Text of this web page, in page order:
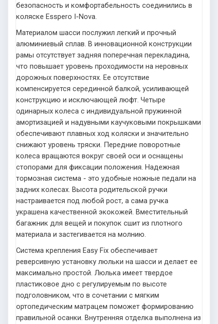
безопасность и комфортабельность соединились в
коляске Esspero I-Nova.
Материалом шасси послужил легкий и прочный
алюминиевый сплав. В инновационной конструкции
рамы отсутствует задняя поперечная перекладина,
что повышает уровень проходимости на неровных
дорожных поверхностях. Ее отсутствие
компенсируется серединной балкой, усиливающей
конструкцию и исключающей люфт. Четыре
одинарных колеса с индивидуальной пружинной
амортизацией и надувными каучуковыми покрышками
обеспечивают плавных ход коляски и значительно
снижают уровень тряски. Передние поворотные
колеса вращаются вокруг своей оси и оснащены
стопорами для фиксации положения. Надежная
тормозная система - это удобные ножные педали на
задних колесах. Высота родительской ручки
настраивается под любой рост, а сама ручка
украшена качественной экокожей. Вместительный
багажник для вещей и покупок сшит из плотного
материала и застегивается на молнию.
Система крепления Easy Fix обеспечивает
реверсивную установку люльки на шасси и делает ее
максимально простой. Люлька имеет твердое
пластиковое дно с регулируемым по высоте
подголовником, что в сочетании с мягким
ортопедическим матрацем поможет формированию
правильной осанки. Внутренняя отделка выполнена из